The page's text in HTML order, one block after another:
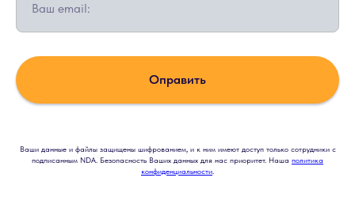
Ваш email:
Оправить
Ваши данные и файлы защищены шифрованием, и к ним имеют доступ только сотрудники с
подписанным NDA. Безопасность Ваших данных для нас приоритет. Наша политика
конфиденциальности